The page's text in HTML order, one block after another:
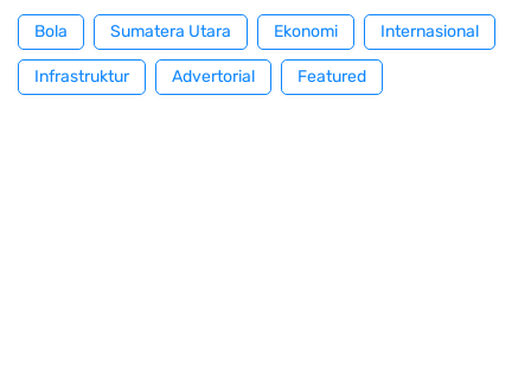
Bola Sumatera Utara Ekonomi Internasional
Infrastruktur Advertorial Featured